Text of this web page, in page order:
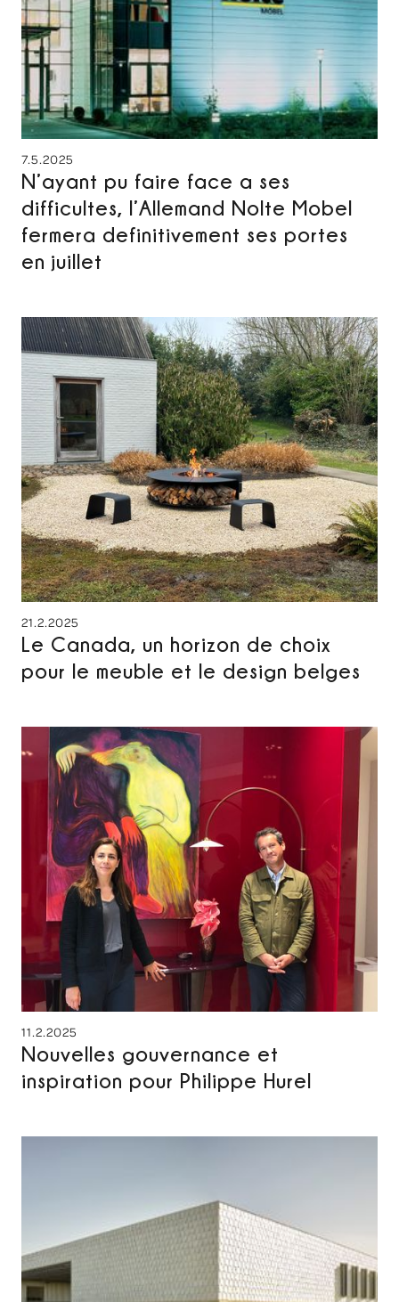
7.5.2025
N’ayant pu faire face a ses
difficultes, l’Allemand Nolte Mobel
fermera definitivement ses portes
en juillet
21.2.2025
Le Canada, un horizon de choix
pour le meuble et le design belges
11.2.2025
Nouvelles gouvernance et
inspiration pour Philippe Hurel